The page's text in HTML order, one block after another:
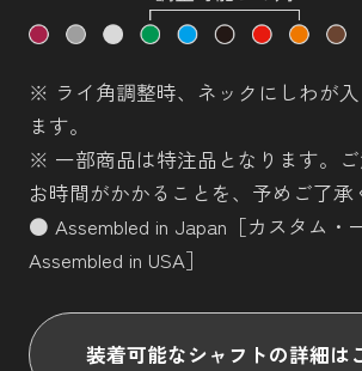
※ ライ角調整時、ネックにしわが入
ます。
※ 一部商品は特注品となります。
お時間がかかることを、予めご了承
● Assembled in Japan［カスタム・
Assembled in USA］
装着可能なシャフトの詳細は